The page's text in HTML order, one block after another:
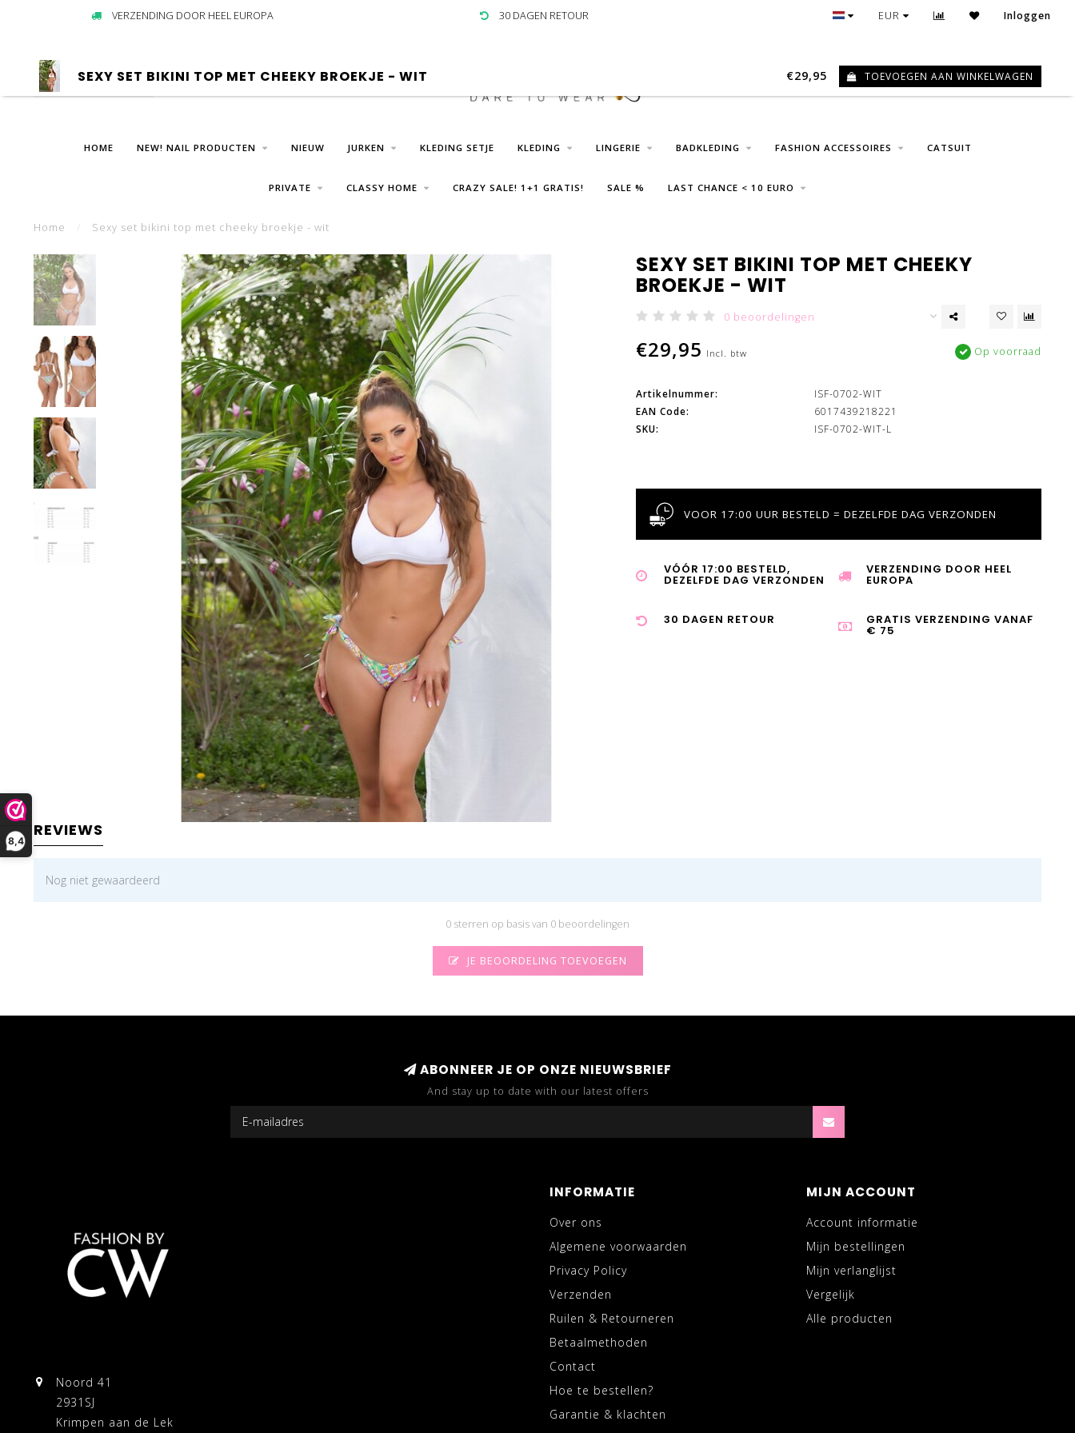
8,4
VERZENDING DOOR HEEL EUROPA 30 DAGEN RETOUR GRATIS VERZENDING VANAF € 75
EUR Inloggen
0
HOME NEW! NAIL PRODUCTEN NIEUW JURKEN KLEDING SETJE KLEDING LINGERIE BADKLEDING FASHION ACCESSOIRES CATSUIT
PRIVATE CLASSY HOME CRAZY SALE! 1+1 GRATIS! SALE % LAST CHANCE < 10 EURO
Home Sexy set bikini top met cheeky broekje - wit
SEXY SET BIKINI TOP MET CHEEKY BROEKJE - WIT €29,95 TOEVOEGEN AAN WINKELWAGEN
SEXY SET BIKINI TOP MET CHEEKY
BROEKJE - WIT
0 beoordelingen
€29,95 Incl. btw Op voorraad
Artikelnummer:
ISF-0702-WIT
EAN Code:
6017439218221
SKU:
ISF-0702-WIT-L
VOOR 17:00 UUR BESTELD = DEZELFDE DAG VERZONDEN
VÓÓR 17:00 BESTELD,
DEZELFDE DAG VERZONDEN
VERZENDING DOOR HEEL
EUROPA
30 DAGEN RETOUR GRATIS VERZENDING VANAF
€ 75
REVIEWS
Nog niet gewaardeerd
0 sterren op basis van 0 beoordelingen
JE BEOORDELING TOEVOEGEN
ABONNEER JE OP ONZE NIEUWSBRIEF
And stay up to date with our latest offers
Noord 41
2931SJ
Krimpen aan de Lek
INFORMATIE
Over ons
Algemene voorwaarden
Privacy Policy
Verzenden
Ruilen & Retourneren
Betaalmethoden
Contact
Hoe te bestellen?
Garantie & klachten
MIJN ACCOUNT
Account informatie
Mijn bestellingen
Mijn verlanglijst
Vergelijk
Alle producten